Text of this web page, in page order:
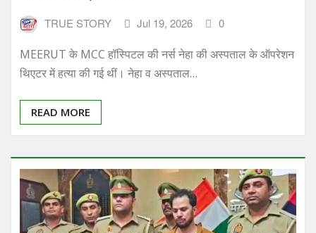
MEERUT के MCC हॉस्पिटल की नर्स नेहा की अस्पताल के ऑपरेशन
READ MORE